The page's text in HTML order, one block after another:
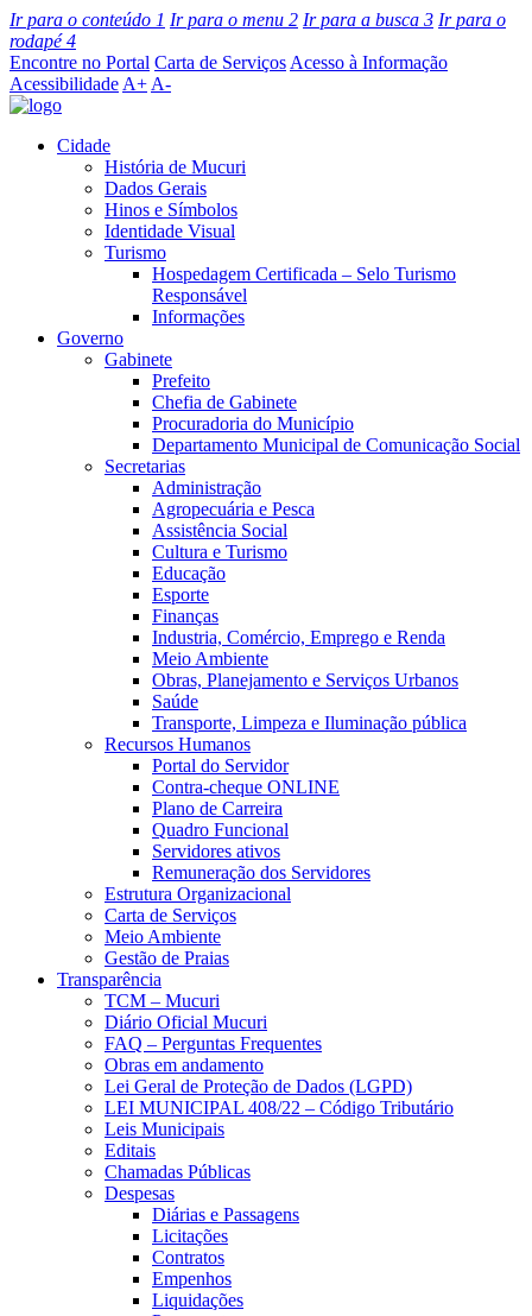
Ir para o conteúdo 1 Ir para o menu 2 Ir para a busca 3 Ir para o
rodapé4
Encontre no Portal Carta de Serviços Acesso à Informação
Acessibilidade A+ A-
Cidade
História de Mucuri
Dados Gerais
Hinos e Símbolos
Identidade Visual
Turismo
Hospedagem Certificada – Selo Turismo
Responsável
Informações
Governo
Gabinete
Prefeito
Chefia de Gabinete
Procuradoria do Município
Departamento Municipal de Comunicação Social
Secretarias
Administração
Agropecuária e Pesca
Assistência Social
Cultura e Turismo
Educação
Esporte
Finanças
Industria, Comércio, Emprego e Renda
Meio Ambiente
Obras, Planejamento e Serviços Urbanos
Saúde
Transporte, Limpeza e Iluminação pública
Recursos Humanos
Portal do Servidor
Contra-cheque ONLINE
Plano de Carreira
Quadro Funcional
Servidores ativos
Remuneração dos Servidores
Estrutura Organizacional
Carta de Serviços
Meio Ambiente
Gestão de Praias
Transparência
TCM – Mucuri
Diário Oficial Mucuri
FAQ – Perguntas Frequentes
Obras em andamento
Lei Geral de Proteção de Dados (LGPD)
LEI MUNICIPAL 408/22 – Código Tributário
Leis Municipais
Editais
Chamadas Públicas
Despesas
Diárias e Passagens
Licitações
Contratos
Empenhos
Liquidações